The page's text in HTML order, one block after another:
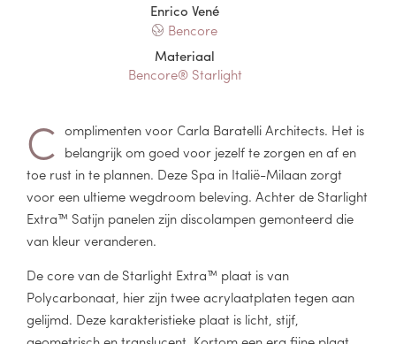
Enrico Vené
Bencore
Materiaal
Bencore® Starlight
C omplimenten voor Carla Baratelli Architects. Het is
belangrijk om goed voor jezelf te zorgen en af en
toe rust in te plannen. Deze Spa in Italië-Milaan zorgt
voor een ultieme wegdroom beleving. Achter de Starlight
Extra™ Satijn panelen zijn discolampen gemonteerd die
van kleur veranderen.
De core van de Starlight Extra™ plaat is van
Polycarbonaat, hier zijn twee acrylaatplaten tegen aan
gelijmd. Deze karakteristieke plaat is licht, stijf,